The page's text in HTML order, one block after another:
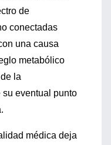
de
conectadas
una causa
metabólico
la
eventual punto
médica deja